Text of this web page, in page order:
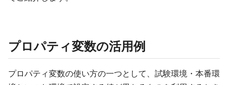
プロパティ変数の活用例
プロパティ変数の使い方の一つとして、試験環境・本番環